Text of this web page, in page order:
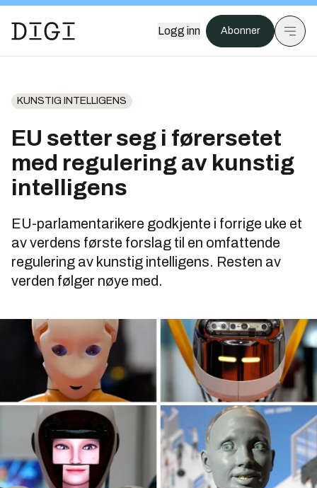
Logg inn Abonner
KUNSTIG INTELLIGENS
EU setter seg i førersetet
med regulering av kunstig
intelligens
EU-parlamentarikere godkjente i forrige uke et
av verdens første forslag til en omfattende
regulering av kunstig intelligens. Resten av
verden følger nøye med.